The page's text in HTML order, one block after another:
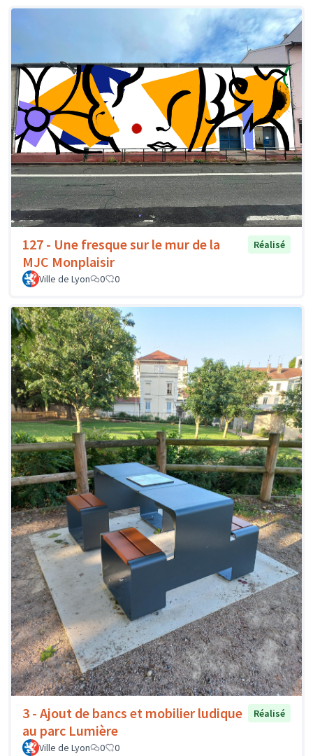
127 - Une fresque sur le mur de la
MJC Monplaisir
Réalisé
Ville de Lyon 0 0
3 - Ajout de bancs et mobilier ludique
au parc Lumière
Réalisé
Ville de Lyon 0 0